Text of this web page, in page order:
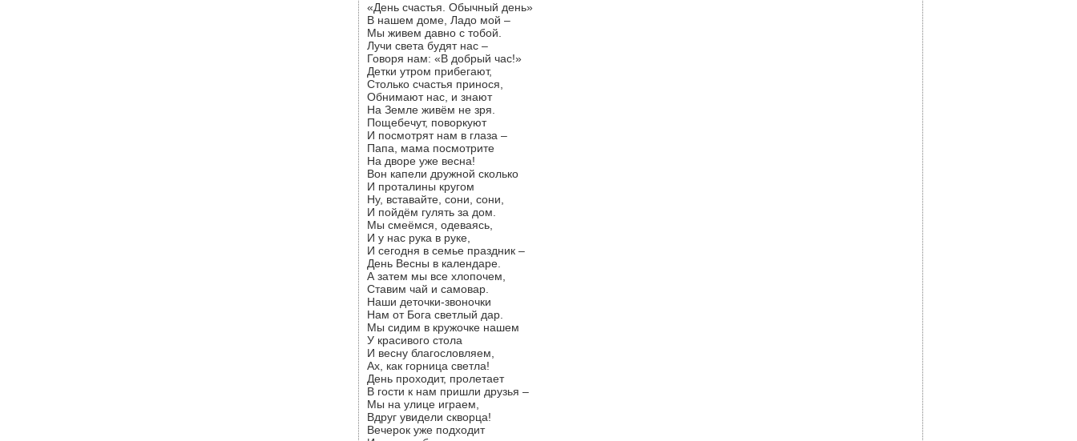
«День счастья. Обычный день»
В нашем доме, Ладо мой –
Мы живем давно с тобой.
Лучи света будят нас –
Говоря нам: «В добрый час!»
Детки утром прибегают,
Столько счастья принося,
Обнимают нас, и знают
На Земле живём не зря.
Пощебечут, поворкуют
И посмотрят нам в глаза –
Папа, мама посмотрите
На дворе уже весна!
Вон капели дружной сколько
И проталины кругом
Ну, вставайте, сони, сони,
И пойдём гулять за дом.
Мы смеёмся, одеваясь,
И у нас рука в руке,
И сегодня в семье праздник –
День Весны в календаре.
А затем мы все хлопочем,
Ставим чай и самовар.
Наши деточки-звоночки
Нам от Бога светлый дар.
Мы сидим в кружочке нашем
У красивого стола
И весну благословляем,
Ах, как горница светла!
День проходит, пролетает
В гости к нам пришли друзья –
Мы на улице играем,
Вдруг увидели скворца!
Вечерок уже подходит